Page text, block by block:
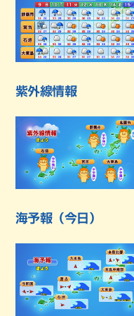
紫外線情報
海予報（今日）